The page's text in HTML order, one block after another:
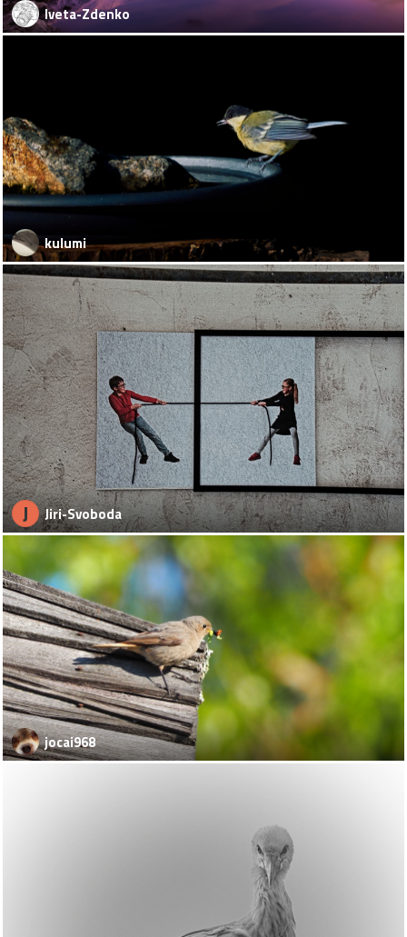
Iveta-Zdenko
kulumi
J Jiri-Svoboda
jocai968